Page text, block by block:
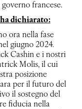
francese.
dichiarato:
ora nella fase
giugno 2024.
Cashin e i nostri
Molis, il cui
posizione
per il futuro del
il sostegno del
fiducia nella